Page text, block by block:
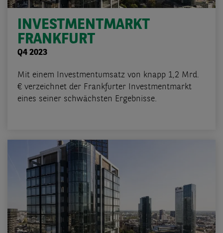
INVESTMENTMARKT
FRANKFURT
Q4 2023
Mit einem Investmentumsatz von knapp 1,2 Mrd.
€ verzeichnet der Frankfurter Investmentmarkt
eines seiner schwächsten Ergebnisse.